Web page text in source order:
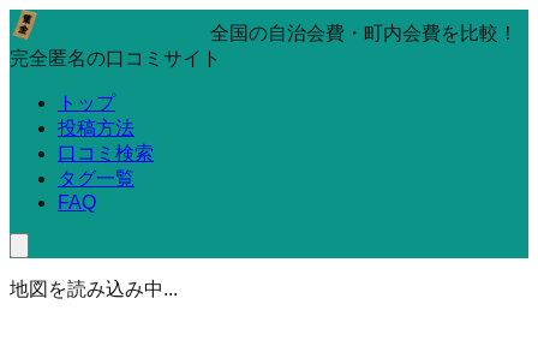
全国の自治会費・町内会費を比較！
完全匿名の口コミサイト
トップ
投稿方法
口コミ検索
タグ一覧
FAQ
地図を読み込み中...